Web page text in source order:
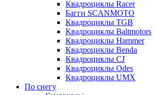
Квадроциклы Racer
Багги SCANMOTO
Квадроциклы TGB
Квадроциклы Baltmotors
Квадроциклы Hammer
Квадроциклы Benda
Квадроциклы CJ
Квадроциклы Odes
Квадроциклы UMX
По снегу